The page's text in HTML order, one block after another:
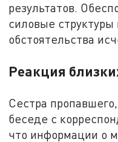
результатов.
силовые
обстоятельства
Реакция
Сестра пропавшего,
беседе с
что информации о